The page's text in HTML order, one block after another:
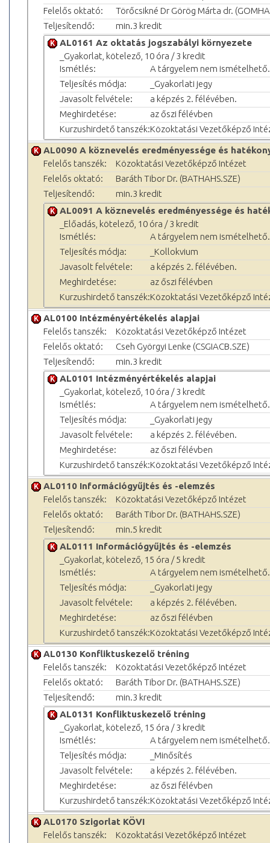
Felelős oktató:
Törőcsikné Dr Görög Márta dr.
Teljesítendő:
min.3 kredit
AL0161 Az oktatás jogszabályi környezete
_Gyakorlat, kötelező, 10 óra / 3 kredit
Ismétlés:
A tárgyelem nem ismételhető.
Teljesítés módja:
_Gyakorlati jegy
Javasolt felvétele:
a képzés 2. félévében.
Meghirdetése:
az őszi félévben
Kurzushirdető tanszék:Közoktatási Vezetőképző
AL0090 A köznevelés eredményessége és
Felelős tanszék:
Közoktatási Vezetőképző Intézet
Felelős oktató:
Baráth Tibor Dr. (BATHAHS.SZE)
Teljesítendő:
min.3 kredit
AL0091 A köznevelés eredményessége és
_Előadás, kötelező, 10 óra / 3 kredit
Ismétlés:
A tárgyelem nem ismételhető.
Teljesítés módja:
_Kollokvium
Javasolt felvétele:
a képzés 2. félévében.
Meghirdetése:
az őszi félévben
Kurzushirdető tanszék:Közoktatási Vezetőképző
AL0100 Intézményértékelés alapjai
Felelős tanszék:
Közoktatási Vezetőképző Intézet
Felelős oktató:
Cseh Györgyi Lenke (CSGIACB.SZE)
Teljesítendő:
min.3 kredit
AL0101 Intézményértékelés alapjai
_Gyakorlat, kötelező, 10 óra / 3 kredit
Ismétlés:
A tárgyelem nem ismételhető.
Teljesítés módja:
_Gyakorlati jegy
Javasolt felvétele:
a képzés 2. félévében.
Meghirdetése:
az őszi félévben
Kurzushirdető tanszék:Közoktatási Vezetőképző
AL0110 Információgyűjtés és -elemzés
Felelős tanszék:
Közoktatási Vezetőképző Intézet
Felelős oktató:
Baráth Tibor Dr. (BATHAHS.SZE)
Teljesítendő:
min.5 kredit
AL0111 Információgyűjtés és -elemzés
_Gyakorlat, kötelező, 15 óra / 5 kredit
Ismétlés:
A tárgyelem nem ismételhető.
Teljesítés módja:
_Gyakorlati jegy
Javasolt felvétele:
a képzés 2. félévében.
Meghirdetése:
az őszi félévben
Kurzushirdető tanszék:Közoktatási Vezetőképző
AL0130 Konfliktuskezelő tréning
Felelős tanszék:
Közoktatási Vezetőképző Intézet
Felelős oktató:
Baráth Tibor Dr. (BATHAHS.SZE)
Teljesítendő:
min.3 kredit
AL0131 Konfliktuskezelő tréning
_Gyakorlat, kötelező, 15 óra / 3 kredit
Ismétlés:
A tárgyelem nem ismételhető.
Teljesítés módja:
_Minősítés
Javasolt felvétele:
a képzés 2. félévében.
Meghirdetése:
az őszi félévben
Kurzushirdető tanszék:Közoktatási Vezetőképző
AL0170 Szigorlat KÖVI
Felelős tanszék:
Közoktatási Vezetőképző Intézet